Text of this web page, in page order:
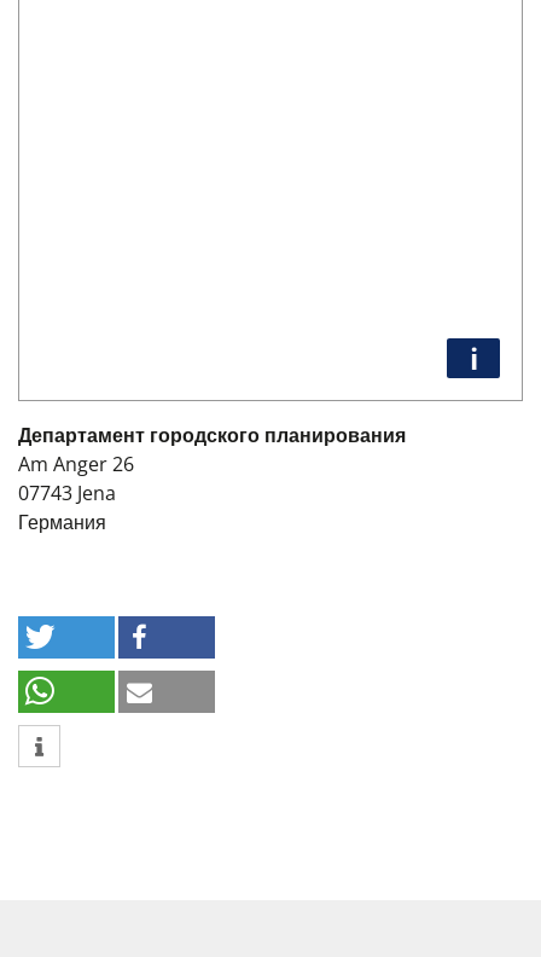
i
Департамент городского планирования
Am Anger 26
07743 Jena
Германия